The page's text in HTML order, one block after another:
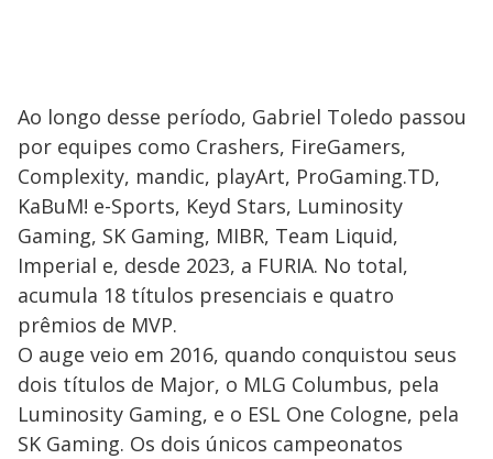
Ao longo desse período, Gabriel Toledo passou
por equipes como Crashers, FireGamers,
Complexity, mandic, playArt, ProGaming.TD,
KaBuM! e-Sports, Keyd Stars, Luminosity
Gaming, SK Gaming, MIBR, Team Liquid,
Imperial e, desde 2023, a FURIA. No total,
acumula 18 títulos presenciais e quatro
prêmios de MVP.
O auge veio em 2016, quando conquistou seus
dois títulos de Major, o MLG Columbus, pela
Luminosity Gaming, e o ESL One Cologne, pela
SK Gaming. Os dois únicos campeonatos